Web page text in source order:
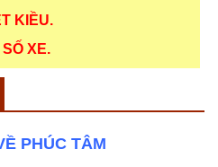
KIỀU.
XE.
PHÚC TÂM